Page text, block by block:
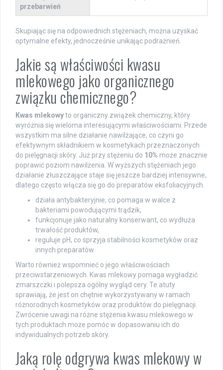
przebarwień
Skupiając się na odpowiednich stężeniach, można uzyskać
optymalne efekty, jednocześnie unikając podrażnień.
Jakie są właściwości kwasu
mlekowego jako organicznego
związku chemicznego?
Kwas mlekowyto organiczny związek chemiczny, który
wyróżnia się wieloma interesującymi właściwościami. Przede
wszystkim ma silne działanie nawilżające, co czyni go
efektywnym składnikiem w kosmetykach przeznaczonych
do pielęgnacji skóry. Już przy stężeniu do 10% może znacznie
poprawić poziom nawilżenia. W wyższych stężeniach jego
działanie złuszczające staje się jeszcze bardziej intensywne,
dlatego często włącza się go do preparatów eksfoliacyjnych.
działa antybakteryjnie, co pomaga w walce z
bakteriami powodującymi trądzik,
funkcjonuje jako naturalny konserwant, co wydłuża
trwałość produktów,
reguluje pH, co sprzyja stabilności kosmetyków oraz
innych preparatów.
Warto również wspomnieć o jego właściwościach
przeciwstarzeniowych. Kwas mlekowy pomaga wygładzić
zmarszczki i polepsza ogólny wygląd cery. Te atuty
sprawiają, że jest on chętnie wykorzystywany w ramach
różnorodnych kosmetyków oraz produktów do pielęgnacji.
Zwrócenie uwagi na różne stężenia kwasu mlekowego w
tych produktach może pomóc w dopasowaniu ich do
indywidualnych potrzeb skóry.
Jaką rolę odgrywa kwas mlekowy w